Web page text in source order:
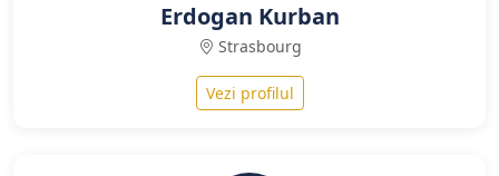
Erdogan Kurban
Strasbourg
Vezi profilul